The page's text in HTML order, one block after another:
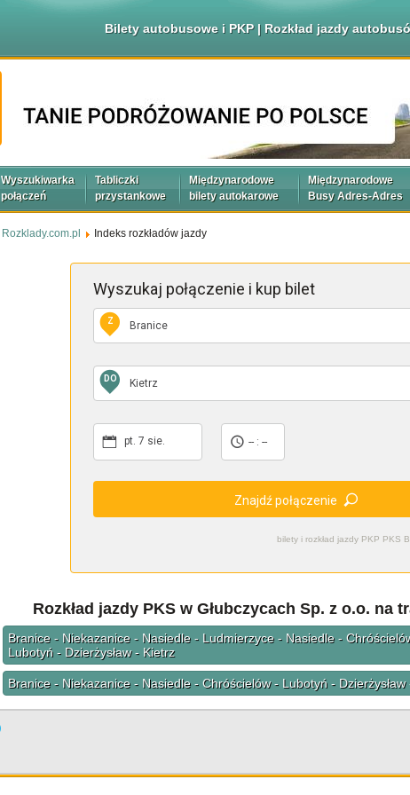
Bilety autobusowe i PKP | Rozkład jazdy
Wyszukiwarka
połączeń
Tabliczki
przystankowe
Międzynarodowe
bilety autokarowe
Międzynarodowe
Busy Adres-Adres
Rozklady.com.pl Indeks rozkładów jazdy
bilety i rozkład jazdy PKP PKS
Wyszukaj połączenie i kup bilet
Z
DO
pt. 7 sie. -- : --
Znajdź połączenie
Rozkład jazdy PKS w Głubczycach Sp. z o.o. na
Branice - Niekazanice - Nasiedle - Ludmierzyce - Nasiedle -
Lubotyń - Dzierżysław - Kietrz
Branice - Niekazanice - Nasiedle - Chróścielów - Lubotyń - Dzierżysław